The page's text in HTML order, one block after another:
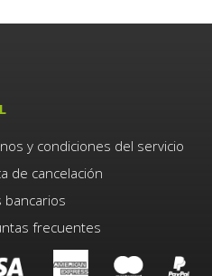
y condiciones del servicio
de cancelación
bancarios
frecuentes